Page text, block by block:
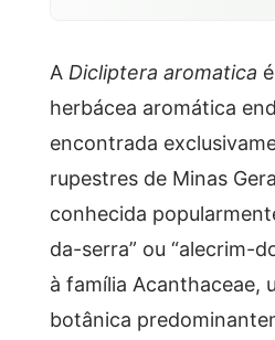
A Dicliptera aromatica
herbácea aromática
encontrada
rupestres de Minas
conhecida
da-serra” ou “alecrim-
à família Acanthaceae,
botânica